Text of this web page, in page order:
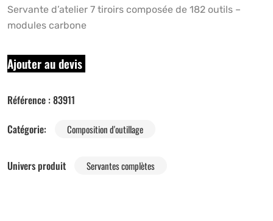
Servante d’atelier 7 tiroirs composée de 182 outils –
modules carbone
Ajouter au devis
Référence : 83911
Catégorie:
Composition d'outillage
Univers produit Servantes complètes